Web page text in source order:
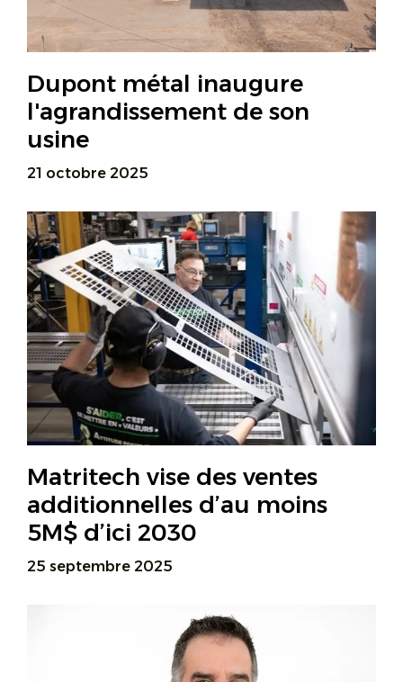
Dupont métal inaugure
l'agrandissement de son
usine
21 octobre 2025
Matritech vise des ventes
additionnelles d’au moins
5M$ d’ici 2030
25 septembre 2025